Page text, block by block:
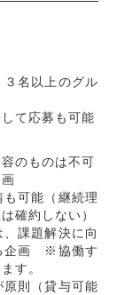
名以上のグル
て応募も可能
のものは不可
可能（継続理
確約しない）
、課題解決に向
企画 ※協働す
す。
則（貸与可能